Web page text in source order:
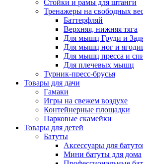
Стойки и рамы для штанги
Тренажеры на свободных
Баттерфляй
Верхняя, нижняя тяга
Для мышц Груди и
Для мышц ног и
Для мышц пресса и
Для плечевых мышц
Турник-пресс-брусья
Товары для дачи
Гамаки
Игры на свежем воздухе
Контейнерные площадки
Парковые скамейки
Товары для детей
Батуты
Аксессуары для
Мини батуты для дома